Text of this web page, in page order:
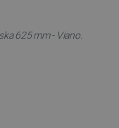
625 mm - Viano.